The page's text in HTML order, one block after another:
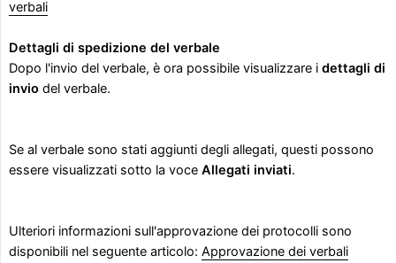
verbali
Dettagli di spedizione del verbale
Dopo l'invio del verbale, è ora possibile visualizzare i dettagli di
invio del verbale.
Se al verbale sono stati aggiunti degli allegati, questi possono
essere visualizzati sotto la voce Allegati inviati.
Ulteriori informazioni sull'approvazione dei protocolli sono
disponibili nel seguente articolo: Approvazione dei verbali